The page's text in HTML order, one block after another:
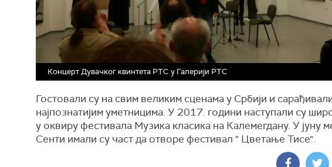
Концерт Дувачког квинтета РТС у Галерији РТС
Гостовали су на свим великим сценама у Србији и
најпознатијим уметницима. У 2017. години наступали су
у оквиру фестивала Музика класика на Калемегдану. У јуну
Сенти имали су част да отворе фестивал " Цветање Тисе".